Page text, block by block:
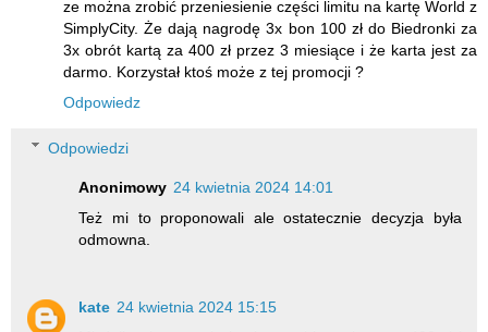
ze można zrobić przeniesienie części limitu na kartę World z
SimplyCity. Że dają nagrodę 3x bon 100 zł do Biedronki za
3x obrót kartą za 400 zł przez 3 miesiące i że karta jest za
darmo. Korzystał ktoś może z tej promocji ?
Odpowiedz
Odpowiedzi
Anonimowy 24 kwietnia 2024 14:01
Też mi to proponowali ale ostatecznie decyzja była
odmowna.
kate 24 kwietnia 2024 15:15